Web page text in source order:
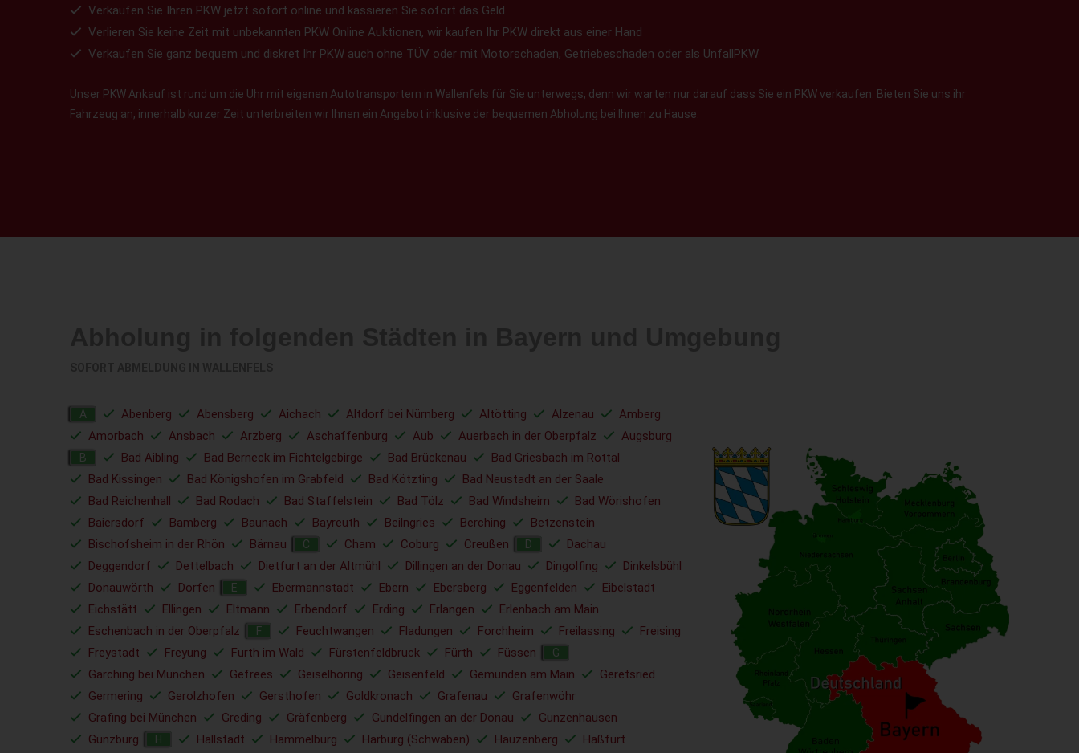
Verkaufen Sie Ihren PKW jetzt sofort online und kassieren Sie sofort das Geld
Verlieren Sie keine Zeit mit unbekannten PKW Online Auktionen, wir kaufen Ihr PKW direkt aus einer Hand
Verkaufen Sie ganz bequem und diskret Ihr PKW auch ohne TÜV oder mit Motorschaden, Getriebeschaden oder als UnfallPKW
Unser PKW Ankauf ist rund um die Uhr mit eigenen Autotransportern in Wallenfels für Sie unterwegs, denn wir warten nur darauf dass Sie ein PKW verkaufen. Bieten Sie uns ihr
Fahrzeug an, innerhalb kurzer Zeit unterbreiten wir Ihnen ein Angebot inklusive der bequemen Abholung bei Ihnen zu Hause.
A Abenberg Abensberg Aichach Altdorf bei Nürnberg Altötting Alzenau
Amberg
Amorbach
Ansbach Arzberg Aschaffenburg Aub Auerbach in der Oberpfalz Augsburg
B Bad Aibling Bad Berneck im Fichtelgebirge Bad Brückenau
Bad Griesbach im Rottal
Bad Kissingen
Bad Königshofen im Grabfeld Bad Kötzting
Bad Neustadt an der Saale
Bad Reichenhall
Bad Rodach Bad Staffelstein Bad Tölz Bad Windsheim
Bad Wörishofen
Baiersdorf
Bamberg Baunach Bayreuth Beilngries Berching
Betzenstein
Bischofsheim in der Rhön
Bärnau C Cham Coburg Creußen D
Dachau
Deggendorf
Dettelbach Dietfurt an der Altmühl Dillingen an der Donau Dingolfing
Dinkelsbühl
Donauwörth
Dorfen E Ebermannstadt Ebern Ebersberg Eggenfelden
Eibelstadt
Eichstätt
Ellingen Eltmann Erbendorf Erding Erlangen
Erlenbach am Main
Eschenbach in der Oberpfalz
F Feuchtwangen Fladungen Forchheim Freilassing
Freising
Freystadt
Freyung Furth im Wald Fürstenfeldbruck Fürth Füssen G
Garching bei München Gefrees Geiselhöring Geisenfeld Gemünden am Main
Geretsried
Germering
Gerolzhofen Gersthofen Goldkronach Grafenau
Grafenwöhr
Grafing bei München
Greding Gräfenberg Gundelfingen an der Donau
Gunzenhausen
Günzburg
H Hallstadt Hammelburg Harburg (Schwaben) Hauzenberg
Haßfurt